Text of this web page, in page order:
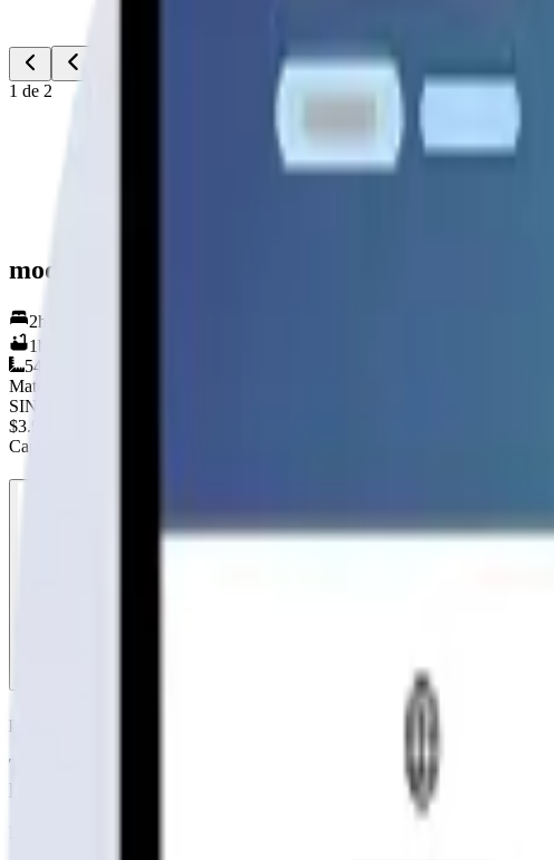
1 de 2
modelo alpina
2hab.
1baños
54
Material
SIN DEFINIR
$3.990.000
Cap. de fabricación este mes:
publicidad
Tu página web
lista hoy